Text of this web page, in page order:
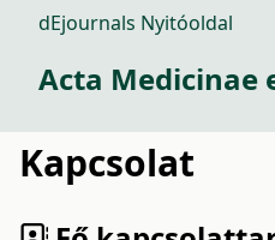
dEjournals Nyitóoldal
Acta Medicinae
Kapcsolat